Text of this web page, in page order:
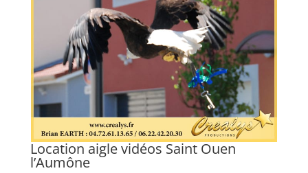
Location aigle vidéos Saint Ouen
l’Aumône